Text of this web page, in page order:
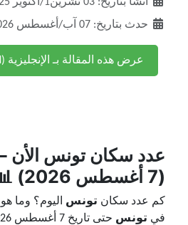
حدث بتاريخ: 07 آب/أغسطس 2026
عرض هذه المقالة بـ الإنجليزية (EN)
عدد سكانتونس الأن
(7 أغسطس 2026) 📊
كم عدد سكان تونس اليوم؟ وما
في تونس حتى تاريخ 7 أغسطس 2026؟